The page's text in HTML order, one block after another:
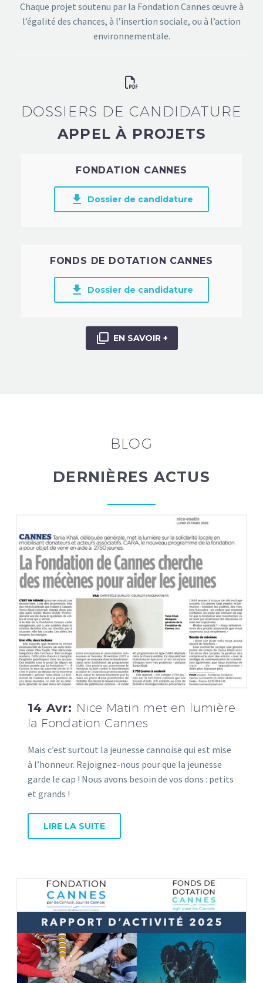
Chaque projet soutenu par la Fondation Cannes œuvre à
l’égalité des chances, à l’insertion sociale, ou à l’action
environnementale.
DOSSIERS DE CANDIDATURE
APPEL À PROJETS
FONDATION CANNES
 Dossier de candidature
FONDS DE DOTATION CANNES
 Dossier de candidature
 EN SAVOIR +
BLOG
DERNIÈRES ACTUS
14 Avr: Nice Matin met en lumière
la Fondation Cannes
Mais c’est surtout la jeunesse cannoise qui est mise
à l’honneur. Rejoignez-nous pour que la jeunesse
garde le cap ! Nous avons besoin de vos dons : petits
et grands !
LIRE LA SUITE